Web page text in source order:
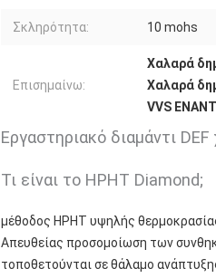
Σκληρότητα: 10 mohs
Επισημαίνω:
Χαλαρά
Χαλαρά
VVS
Εργαστηριακό διαμάντι
Τι είναι το HPHT Diamond;
μέθοδος HPHT υψηλής
Απευθείας προσομοίωση των
τοποθετούνται σε θάλαμο